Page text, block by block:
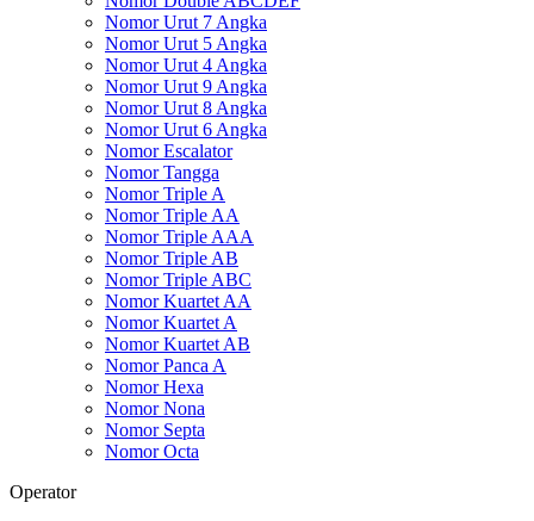
Nomor Urut 7 Angka
Nomor Urut 5 Angka
Nomor Urut 4 Angka
Nomor Urut 9 Angka
Nomor Urut 8 Angka
Nomor Urut 6 Angka
Nomor Escalator
Nomor Tangga
Nomor Triple A
Nomor Triple AA
Nomor Triple AAA
Nomor Triple AB
Nomor Triple ABC
Nomor Kuartet AA
Nomor Kuartet A
Nomor Kuartet AB
Nomor Panca A
Nomor Hexa
Nomor Nona
Nomor Septa
Nomor Octa
Operator